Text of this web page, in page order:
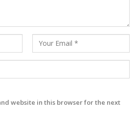
website in this browser for the next